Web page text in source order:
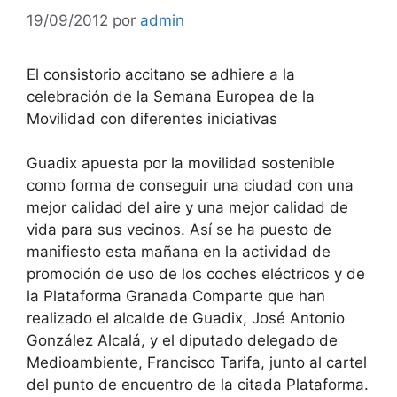
19/09/2012 por admin
El consistorio accitano se adhiere a la
celebración de la Semana Europea de la
Movilidad con diferentes iniciativas
Guadix apuesta por la movilidad sostenible
como forma de conseguir una ciudad con una
mejor calidad del aire y una mejor calidad de
vida para sus vecinos. Así se ha puesto de
manifiesto esta mañana en la actividad de
promoción de uso de los coches eléctricos y de
la Plataforma Granada Comparte que han
realizado el alcalde de Guadix, José Antonio
González Alcalá, y el diputado delegado de
Medioambiente, Francisco Tarifa, junto al cartel
del punto de encuentro de la citada Plataforma.